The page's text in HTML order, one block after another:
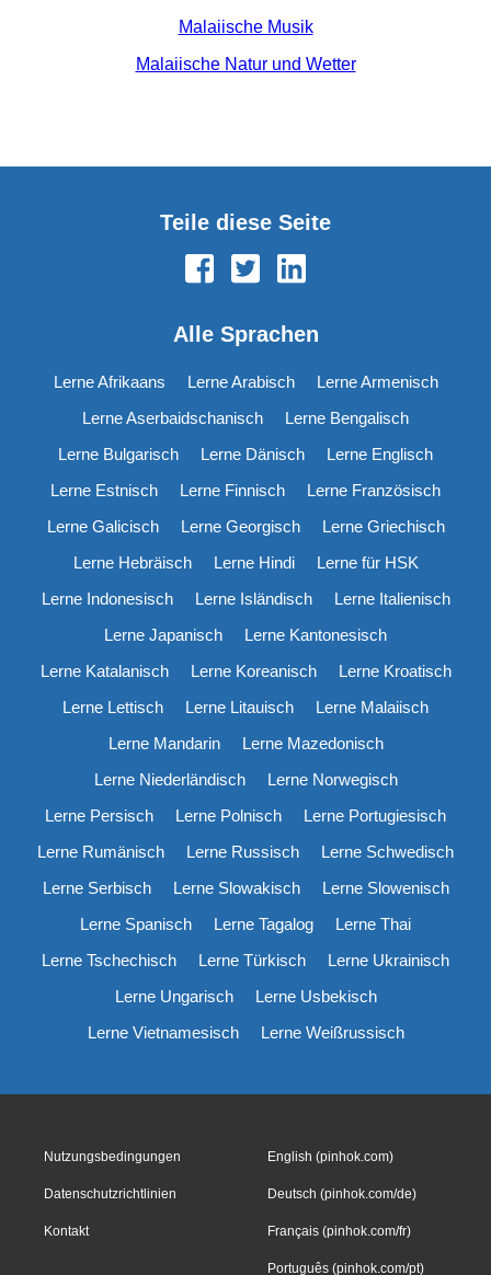
Malaiische Musik
Malaiische Natur und Wetter
Teile diese Seite
Alle Sprachen
Lerne Afrikaans Lerne Arabisch
Lerne Armenisch
Lerne Aserbaidschanisch
Lerne Bengalisch
Lerne Bulgarisch
Lerne Dänisch
Lerne Englisch
Lerne Estnisch
Lerne Finnisch
Lerne Französisch
Lerne Galicisch
Lerne Georgisch
Lerne Griechisch
Lerne Hebräisch
Lerne Hindi
Lerne für HSK
Lerne Indonesisch
Lerne Isländisch
Lerne Italienisch
Lerne Japanisch
Lerne Kantonesisch
Lerne Katalanisch
Lerne Koreanisch
Lerne Kroatisch
Lerne Lettisch
Lerne Litauisch
Lerne Malaiisch
Lerne Mandarin
Lerne Mazedonisch
Lerne Niederländisch
Lerne Norwegisch
Lerne Persisch
Lerne Polnisch
Lerne Portugiesisch
Lerne Rumänisch
Lerne Russisch
Lerne Schwedisch
Lerne Serbisch
Lerne Slowakisch
Lerne Slowenisch
Lerne Spanisch
Lerne Tagalog
Lerne Thai
Lerne Tschechisch
Lerne Türkisch
Lerne Ukrainisch
Lerne Ungarisch
Lerne Usbekisch
Lerne Vietnamesisch
Lerne Weißrussisch
Nutzungsbedingungen
Datenschutzrichtlinien
Kontakt
English (pinhok.com)
Deutsch (pinhok.com/de)
Français (pinhok.com/fr)
Português (pinhok.com/pt)